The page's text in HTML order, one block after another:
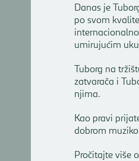
Danas je
po svom
umirujućim
Tuborg na
zatvarača i
njima.
Kao pravi
dobrom
Pročitajte više